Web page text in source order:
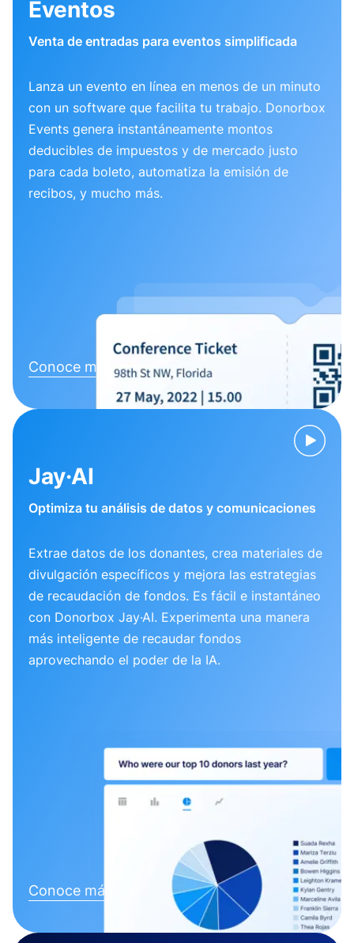
Eventos
Venta de entradas para eventos simplificada
Lanza un evento en línea en menos de un minuto
con un software que facilita tu trabajo. Donorbox
Events genera instantáneamente montos
deducibles de impuestos y de mercado justo
para cada boleto, automatiza la emisión de
recibos, y mucho más.
Conoce más
Jay·AI
Optimiza tu análisis de datos y comunicaciones
Extrae datos de los donantes, crea materiales de
divulgación específicos y mejora las estrategias
de recaudación de fondos. Es fácil e instantáneo
con Donorbox Jay·AI. Experimenta una manera
más inteligente de recaudar fondos
aprovechando el poder de la IA.
Conoce más